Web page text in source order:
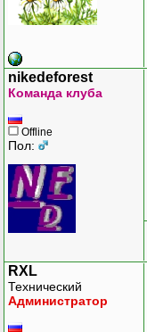
nikedeforest
Команда клуба
Offline
Пол:
RXL
Технический
Администратор